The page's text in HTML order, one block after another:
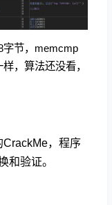
字节，memcmp
，算法还没看，
CrackMe，程序
和验证。